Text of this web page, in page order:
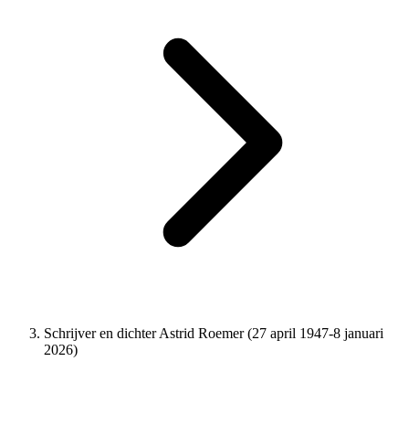
Schrijver en dichter Astrid Roemer (27 april 1947-8 januari
2026)